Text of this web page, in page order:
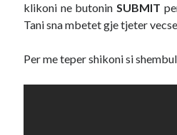
klikoni ne butoninSUBMIT
Tani sna mbetet gje tjeter
Per me teper shikoni si